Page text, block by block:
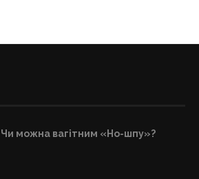
Чи можна вагітним «Но-шпу»?